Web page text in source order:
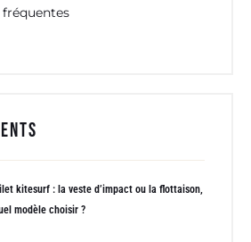
kitesurf : la veste d’impact ou la flottaison,
modèle choisir ?